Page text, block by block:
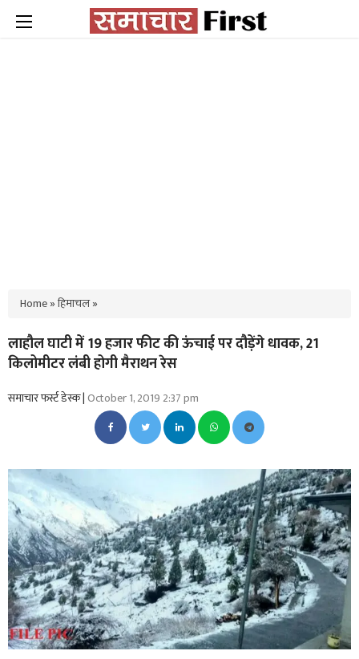
Home»हिमाचल»
लाहौल घाटी में 19 हजार फीट की ऊंचाई पर दौड़ेंगे धावक, 21
किलोमीटर लंबी होगी मैराथन रेस
समाचार फर्स्ट डेस्क |October 1, 2019 2:37 pm